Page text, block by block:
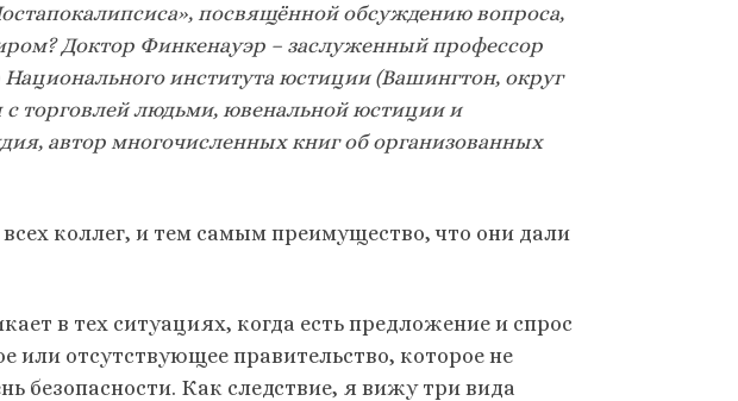
посвящённой обсуждению вопроса,
Доктор Финкенауэр – заслуженный профессор
Национального института юстиции (Вашингтон, округ
торговлей людьми, ювенальной юстиции и
автор многочисленных книг об организованных
коллег, и тем самым преимущество, что они дали
в тех ситуациях, когда есть предложение и спрос
или отсутствующее правительство, которое не
безопасности. Как следствие, я вижу три вида